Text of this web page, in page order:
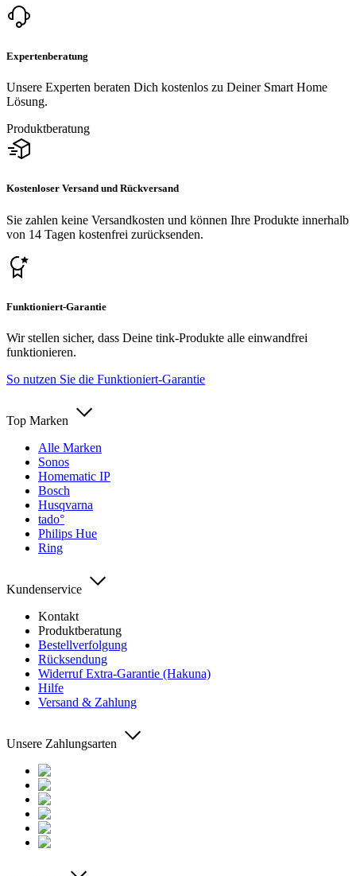
Expertenberatung
Unsere Experten beraten Dich kostenlos zu Deiner Smart Home
Lösung.
Produktberatung
Kostenloser Versand und Rückversand
Sie zahlen keine Versandkosten und können Ihre Produkte innerhalb
von 14 Tagen kostenfrei zurücksenden.
Funktioniert-Garantie
Wir stellen sicher, dass Deine tink-Produkte alle einwandfrei
funktionieren.
So nutzen Sie die Funktioniert-Garantie
Top Marken
Alle Marken
Sonos
Homematic IP
Bosch
Husqvarna
tado°
Philips Hue
Ring
Kundenservice
Kontakt
Produktberatung
Bestellverfolgung
Rücksendung
Widerruf Extra-Garantie (Hakuna)
Hilfe
Versand & Zahlung
Unsere Zahlungsarten